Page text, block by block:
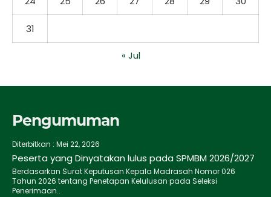
31
« Jul
Pengumuman
Diterbitkan : Mei 22, 2026
Peserta yang Dinyatakan lulus pada SPMBM 2026/2027
Berdasarkan Surat Keputusan Kepala Madrasah Nomor 026
Tahun 2026 tentang Penetapan Kelulusan pada Seleksi
Penerimaan..